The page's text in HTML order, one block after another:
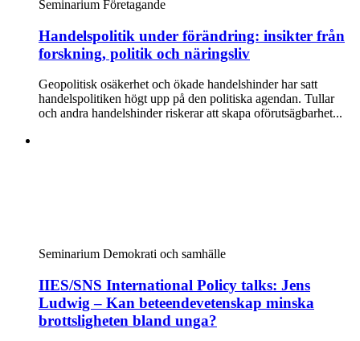
Seminarium Företagande
Handelspolitik under förändring: insikter från
forskning, politik och näringsliv
Geopolitisk osäkerhet och ökade handelshinder har satt
handelspolitiken högt upp på den politiska agendan. Tullar
och andra handelshinder riskerar att skapa oförutsägbarhet...
Seminarium Demokrati och samhälle
IIES/SNS International Policy talks: Jens
Ludwig – Kan beteendevetenskap minska
brottsligheten bland unga?